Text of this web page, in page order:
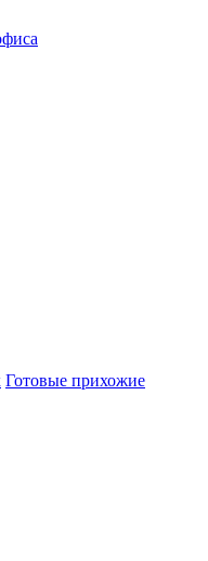
Готовые прихожие